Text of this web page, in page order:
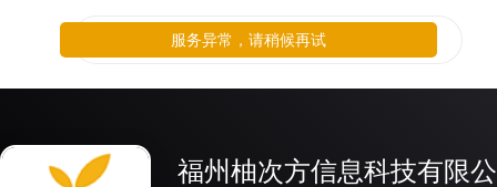
福州柚次方信息科技有限
服务异常，请稍候再试